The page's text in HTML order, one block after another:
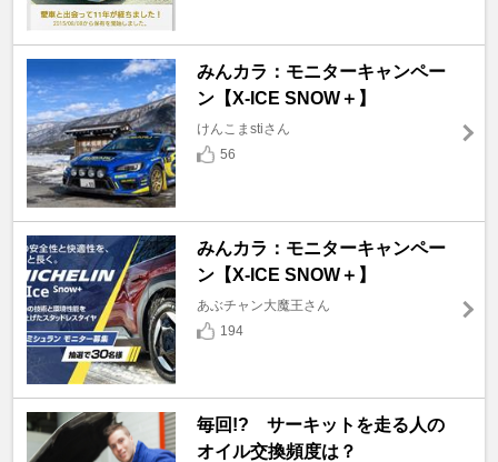
みんカラ：モニターキャンペー
ン【X-ICE SNOW＋】
けんこまstiさん
56
みんカラ：モニターキャンペー
ン【X-ICE SNOW＋】
あぶチャン大魔王さん
194
毎回!? サーキットを走る人の
オイル交換頻度は？